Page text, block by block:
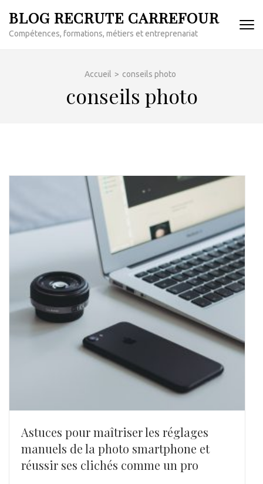
au
contenu
BLOG RECRUTE CARREFOUR
Compétences, formations, métiers et entreprenariat
Accueil > conseils photo
conseils photo
Astuces pour maîtriser les réglages
manuels de la photo smartphone et
réussir ses clichés comme un pro